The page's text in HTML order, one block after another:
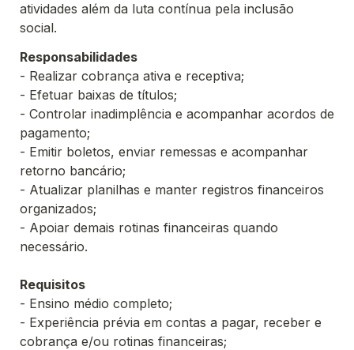
atividades além da luta contínua pela inclusão
social.
Responsabilidades
- Realizar cobrança ativa e receptiva;
- Efetuar baixas de títulos;
- Controlar inadimplência e acompanhar acordos de
pagamento;
- Emitir boletos, enviar remessas e acompanhar
retorno bancário;
- Atualizar planilhas e manter registros financeiros
organizados;
- Apoiar demais rotinas financeiras quando
necessário.
Requisitos
- Ensino médio completo;
- Experiência prévia em contas a pagar, receber e
cobrança e/ou rotinas financeiras;